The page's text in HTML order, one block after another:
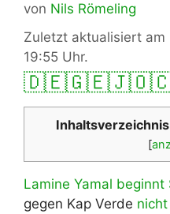
von Nils Römeling
Zuletzt aktualisiert am
19:55 Uhr.
🇩🇪🇬🇪🇯🇴
[
Lamine Yamal
gegen Kap Verde